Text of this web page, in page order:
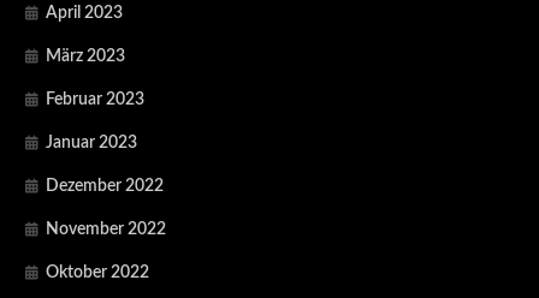
April 2023
März 2023
Februar 2023
Januar 2023
Dezember 2022
November 2022
Oktober 2022